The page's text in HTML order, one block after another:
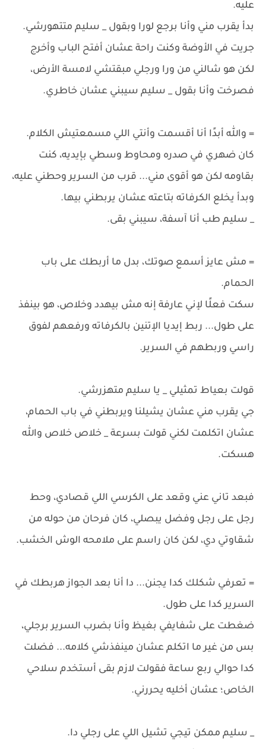
عليه.
بدأ يقرب مني وأنا برجع لورا وبقول _ سليم متتهورشي.
جريت في الأوضة وكنت راحة عشان أفتح الباب وأخرج
لكن هو شالني من ورا ورجلي مبقتشي لامسة الأرض،
فصرخت وأنا بقول _ سليم سيبني عشان خاطري.
= والله أبدًا أنا أقسمت وأنتي اللي مسمعتيش الكلام.
كان ضهري في صدره ومحاوط وسطي بإيديه، كنت
بقاومه لكن هو أقوى مني... قرب من السرير وحطني عليه،
وبدأ يخلع الكرفاته بتاعته عشان يربطني بيها.
_ سليم طب أنا آسفة، سيبني بقى.
= مش عايز أسمع صوتك، بدل ما أربطك على باب
الحمام.
سكت فعلًا لإني عارفة إنه مش بيهدد وخلاص، هو بينفذ
على طول... ربط إيديا الإتنين بالكرفاته ورفعهم لفوق
راسي وربطهم في السرير.
قولت بعياط تمثيلي _ يا سليم متهزرشي.
جي يقرب مني عشان يشيلنا ويربطني في باب الحمام،
عشان اتكلمت لكني قولت بسرعة _ خلاص خلاص والله
هسكت.
فبعد تاني عني وقعد على الكرسي اللي قصادي، وحط
رجل على رجل وفضل يبصلي، كان فرحان من حوله من
شقاوتي دي، لكن كان راسم على ملامحه الوش الخشب.
= تعرفي شكلك كدا يجنن... دا أنا بعد الجواز هربطك في
السرير كدا على طول.
ضغطت على شفايفي بغيظ وأنا بضرب السرير برجلي،
بس من غير ما اتكلم عشان مينفذشي كلامه... فضلت
كدا حوالي ربع ساعة فقولت لازم بقى أستخدم سلاحي
الخاص؛ عشان أخليه يحررني.
_ سليم ممكن تيجي تشيل اللي على رجلي دا.